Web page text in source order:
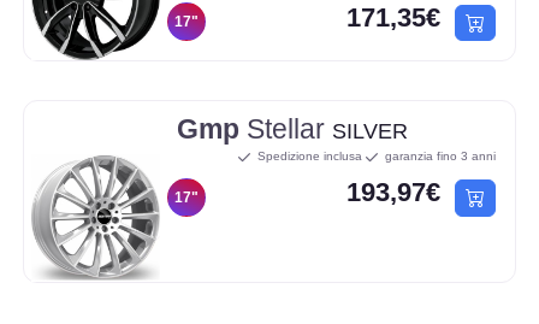
17" 171,35€
Gmp Stellar SILVER
17"
Spedizione inclusa garanzia fino 3 anni
193,97€